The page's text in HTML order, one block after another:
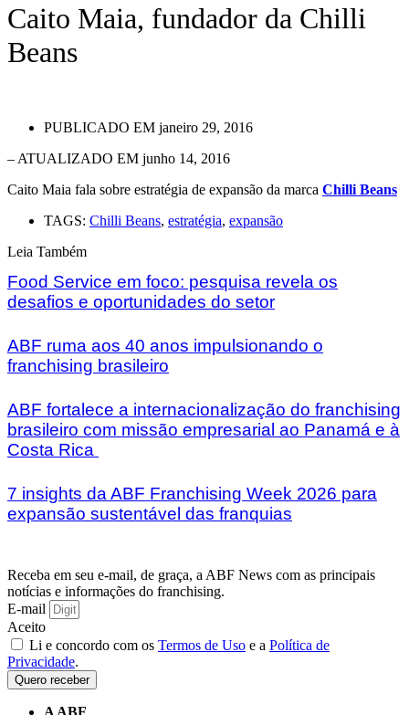
Caito Maia, fundador da Chilli
Beans
PUBLICADO EM janeiro 29, 2016
– ATUALIZADO EM junho 14, 2016
Caito Maia fala sobre estratégia de expansão da marca Chilli Beans
TAGS: Chilli Beans, estratégia, expansão
Leia Também
Food Service em foco: pesquisa revela os
desafios e oportunidades do setor
ABF ruma aos 40 anos impulsionando o
franchising brasileiro
ABF fortalece a internacionalização do franchising
brasileiro com missão empresarial ao Panamá e à
Costa Rica
7 insights da ABF Franchising Week 2026 para
expansão sustentável das franquias
Receba em seu e-mail, de graça, a ABF News com as principais
notícias e informações do franchising.
E-mail
Aceito
Li e concordo com os Termos de Uso e a Política de
Privacidade.
Quero receber
A ABF